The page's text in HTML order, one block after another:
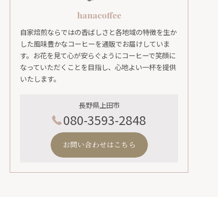
hanacoffee
自家焙煎ならではの香ばしさと各地域の特徴を生か
した風味豊かなコーヒーを通販でお届けしていま
す。お花を見て心が安らぐようにコーヒーで笑顔に
なっていただくことを目指し、心地よい一杯を提供
いたします。
長野県上田市
080-3593-2848
お問い合わせはこちら